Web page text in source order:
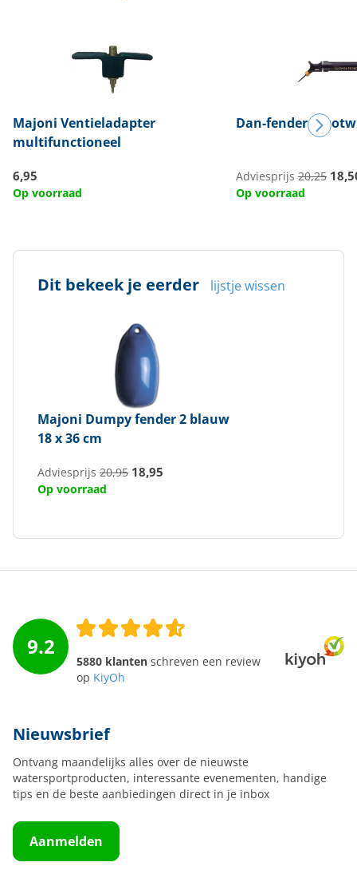
Majoni Ventieladapter
multifunctioneel
6,95
Op voorraad
Dan-fender
Adviesprijs 20,25
Op voorraad
Dit bekeek je eerder lijstje wissen
Majoni Dumpy fender 2 blauw
18 x 36 cm
Adviesprijs 20,95 18,95
Op voorraad
9.2
5880 klanten schreven een review
op KiyOh
Nieuwsbrief
Ontvang maandelijks alles over de nieuwste
watersportproducten, interessante evenementen, handige
tips en de beste aanbiedingen direct in je inbox
Aanmelden